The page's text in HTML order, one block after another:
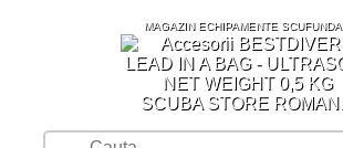
MAGAZIN ECHIPAMENTE
SCUBA STORE